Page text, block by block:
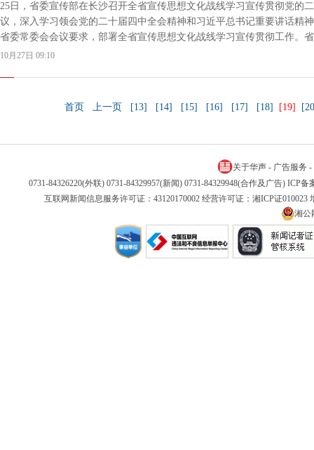
25日，省委宣传部在长沙召开全省宣传思想文化战线学习宣传贯彻党的
议，深入学习领会党的二十届四中全会精神和习近平总书记重要讲话精
省委常委会会议要求，部署全省宣传思想文化战线学习宣传贯彻工作。
兵出席并讲话。
10月27日 09:10
首页 上一页 [13] [14] [15] [16] [17] [18] [19]
关于华声 - 广告服务 -
0731-84326220(外联) 0731-84329957(新闻) 0731-84329948(合作及广告) ICP备
互联网新闻信息服务许可证：43120170002 经营许可证：湘ICP证
湘公